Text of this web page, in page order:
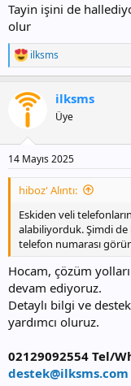
Tayin işini de
olur
T
e
k
:
ilksms
ilksms
Üye
14 Mayıs 2025
hiboz' Alıntı:
Eskiden veli
alabiliyorduk. Şimdi de
telefon numarası
Hocam, çözüm
devam ediyoruz.
Detaylı bilgi ve
yardımcı oluruz.
02129092554 Tel/
destek@ilksms.com